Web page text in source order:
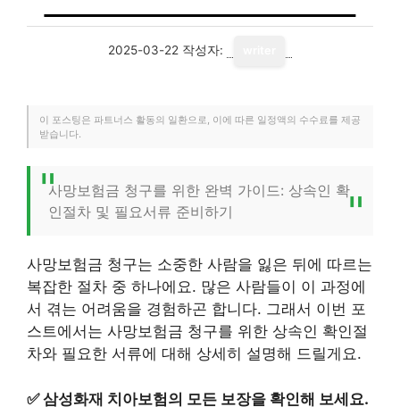
2025-03-22 작성자:
이 포스팅은 파트너스 활동의 일환으로, 이에 따른 일정액의 수수료를 제공
받습니다.
사망보험금 청구를 위한 완벽 가이드: 상속인 확
인절차 및 필요서류 준비하기
사망보험금 청구는 소중한 사람을 잃은 뒤에 따르는
복잡한 절차 중 하나에요. 많은 사람들이 이 과정에
서 겪는 어려움을 경험하곤 합니다. 그래서 이번 포
스트에서는 사망보험금 청구를 위한 상속인 확인절
차와 필요한 서류에 대해 상세히 설명해 드릴게요.
✅삼성화재 치아보험의 모든 보장을 확인해 보세요.